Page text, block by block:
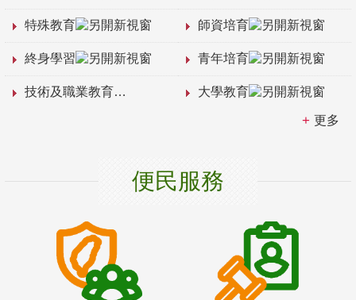
特殊教育 師資培育
終身學習 青年培育
技術及職業教育 大學教育
更多
便民服務